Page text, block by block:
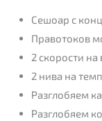
Сешоар с
Правотоков
2 скорости на
2 нива на
Разглобяем
Разглобяем